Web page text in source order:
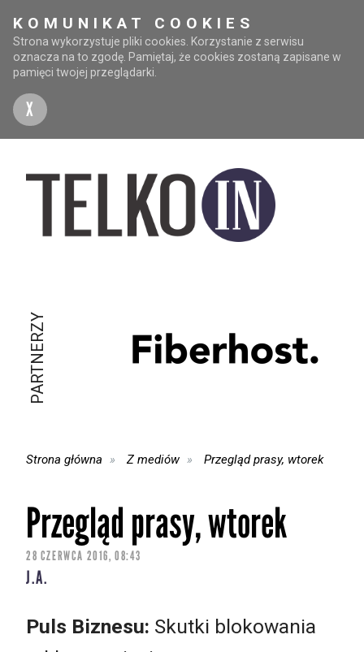
KOMUNIKAT COOKIES
Strona wykorzystuje pliki cookies. Korzystanie z serwisu
oznacza na to zgodę. Pamiętaj, że cookies zostaną zapisane w
pamięci twojej przeglądarki.
X
PARTNERZY
Strona główna Z mediów Przegląd prasy, wtorek
Przegląd prasy, wtorek
28 CZERWCA 2016, 08:43
J.A.
Puls Biznesu: Skutki blokowania